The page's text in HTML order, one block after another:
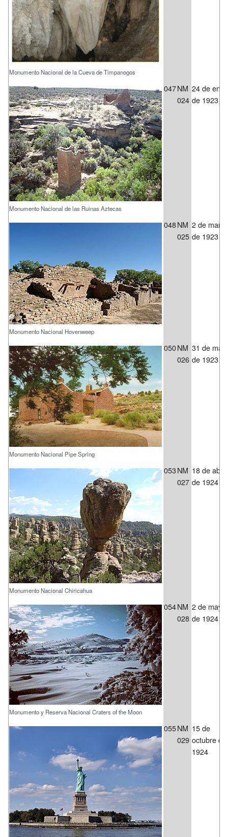
Monumento Nacional de la Cueva de Timpanogos
Monumento Nacional de las Ruinas Aztecas
047NM
024
24 de
de 1923
Monumento Nacional Hovenweep
048NM
025
2 de marzo
de 1923
Monumento Nacional Pipe Spring
050NM
026
31 de
de 1923
Monumento Nacional Chiricahua
053NM
027
18 de abril
de 1924
Monumento y Reserva Nacional Craters of the Moon
054NM
028
2 de mayo
de 1924
055NM
029
15 de
octubre de
1924